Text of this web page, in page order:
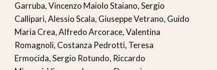
Garruba, Vincenzo Maiolo Staiano, Sergio
Callipari, Alessio Scala, Giuseppe Vetrano, Guido
Maria Crea, Alfredo Arcorace, Valentina
Romagnoli, Costanza Pedrotti, Teresa
Ermocida, Sergio Rotundo, Riccardo